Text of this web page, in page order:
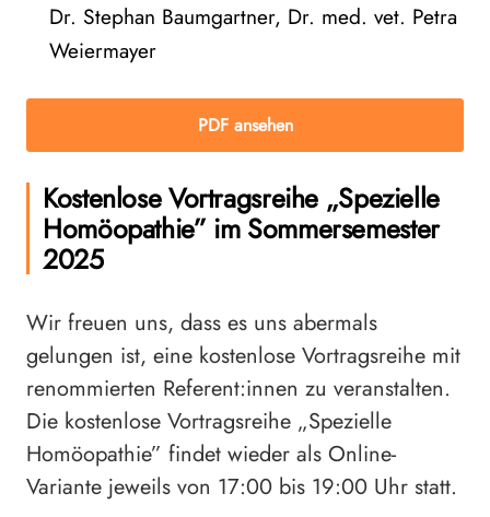
Dr. Stephan Baumgartner, Dr. med. vet. Petra
Weiermayer
PDF ansehen
Kostenlose Vortragsreihe „Spezielle
Homöopathie” im Sommersemester
2025
Wir freuen uns, dass es uns abermals
gelungen ist, eine kostenlose Vortragsreihe mit
renommierten Referent:innen zu veranstalten.
Die kostenlose Vortragsreihe „Spezielle
Homöopathie” findet wieder als Online-
Variante jeweils von 17:00 bis 19:00 Uhr statt.